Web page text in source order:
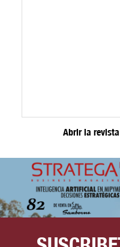
Abrir la